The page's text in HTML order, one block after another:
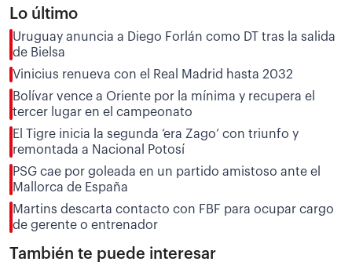
Lo último
Uruguay anuncia a Diego Forlán como DT tras la salida
de Bielsa
Vinicius renueva con el Real Madrid hasta 2032
Bolívar vence a Oriente por la mínima y recupera el
tercer lugar en el campeonato
El Tigre inicia la segunda ‘era Zago’ con triunfo y
remontada a Nacional Potosí
PSG cae por goleada en un partido amistoso ante el
Mallorca de España
Martins descarta contacto con FBF para ocupar cargo
de gerente o entrenador
También te puede interesar